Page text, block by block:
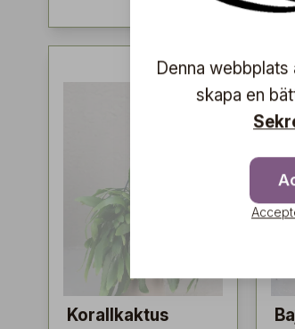
Korallkaktus
Denna
skapa en